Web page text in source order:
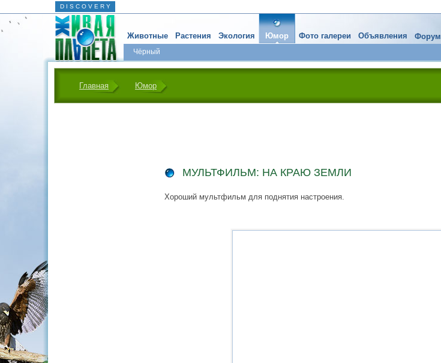
D I S C O V E R Y
Животные Растения Экология Юмор
Чёрный
Фото галереи Объявления Форум
Главная Юмор
МУЛЬТФИЛЬМ: НА КРАЮ ЗЕМЛИ
Хороший мультфильм для поднятия настроения.